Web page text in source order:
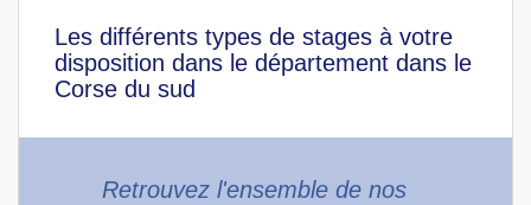
Les différents types de stages à votre
disposition dans le département dans le
Corse du sud
Retrouvez l'ensemble de nos